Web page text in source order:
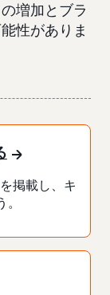
増加とブラ
性がありま
掲載し、キ